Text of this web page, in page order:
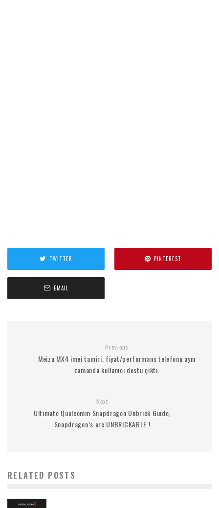
TWITTER PINTEREST
EMAIL
Previous
Meizu MX4 imei tamiri, fiyat/performans telefonu aynı
zamanda kullanıcı dostu çıktı.
Next
Ultimate Qualcomm Snapdragon Unbrick Guide,
Snapdragon’s are UNBRICKABLE !
RELATED POSTS